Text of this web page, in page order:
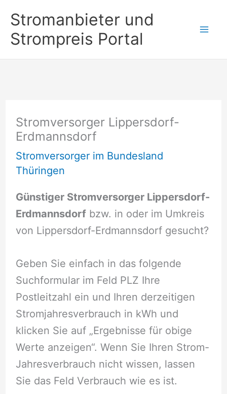
Inhalt
springen
Stromanbieter und
Strompreis Portal
Stromversorger Lippersdorf-
Erdmannsdorf
Stromversorger im Bundesland
Thüringen
Günstiger Stromversorger Lippersdorf-
Erdmannsdorfbzw. in oder im Umkreis
von Lippersdorf-Erdmannsdorf gesucht?
Geben Sie einfach in das folgende
Suchformular im Feld PLZ Ihre
Postleitzahl ein und Ihren derzeitigen
Stromjahresverbrauch in kWh und
klicken Sie auf „Ergebnisse für obige
Werte anzeigen“. Wenn Sie Ihren Strom-
Jahresverbrauch nicht wissen, lassen
Sie das Feld Verbrauch wie es ist.